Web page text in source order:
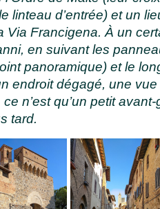
linteau d’entrée) et un
Via Francigena. À un
en suivant les
panoramique) et le
endroit dégagé, une vue
n’est qu’un petit
tard.